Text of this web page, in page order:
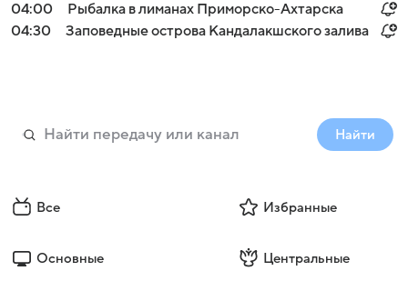
04:00
Рыбалка в лиманах Приморско-Ахтарска
04:30
Заповедные острова Кандалакшского залива
Найти
Все Избранные
Основные Центральные